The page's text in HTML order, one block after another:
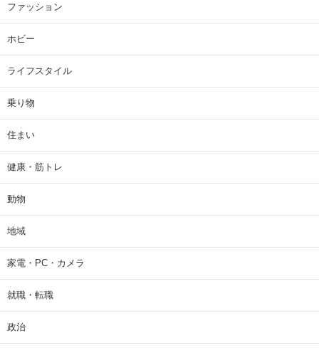
ファッション
ホビー
ライフスタイル
乗り物
住まい
健康・筋トレ
動物
地域
家電・PC・カメラ
就職・転職
政治